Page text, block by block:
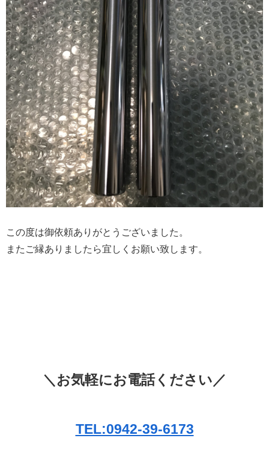
この度は御依頼ありがとうございました。
またご縁ありましたら宜しくお願い致します。
＼お気軽にお電話ください／
TEL:0942-39-6173